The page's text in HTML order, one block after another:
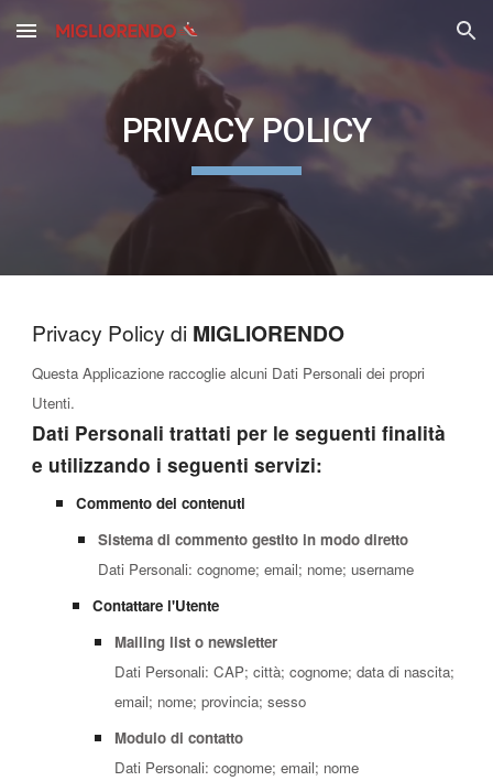
Skip to main content Skip to navigation
PRIVACY POLICY
Privacy Policy di MIGLIORENDO
Questa Applicazione raccoglie alcuni Dati Personali dei propri
Utenti.
Dati Personali trattati per le seguenti finalità
e utilizzando i seguenti servizi:
Commento dei contenuti
Sistema di commento gestito in modo diretto
Dati Personali: cognome; email; nome; username
Contattare l'Utente
Mailing list o newsletter
Dati Personali: CAP; città; cognome; data di nascita;
email; nome; provincia; sesso
Modulo di contatto
Dati Personali: cognome; email; nome